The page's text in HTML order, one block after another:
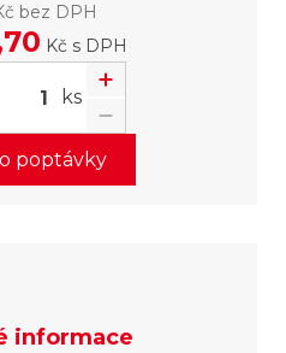
bez DPH
Kč s DPH
ks
poptávky
informace